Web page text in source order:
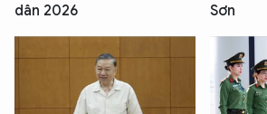
dân 2026
Sơn